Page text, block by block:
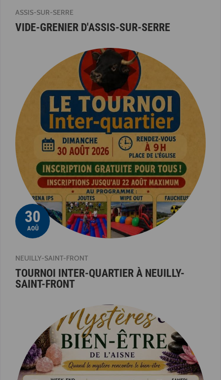
ASSIS-SUR-SERRE
VIDE-GRENIER D'ASSIS-SUR-SERRE
30
AOÛ
NEUILLY-SAINT-FRONT
TOURNOI INTER-QUARTIER À NEUILLY-
SAINT-FRONT